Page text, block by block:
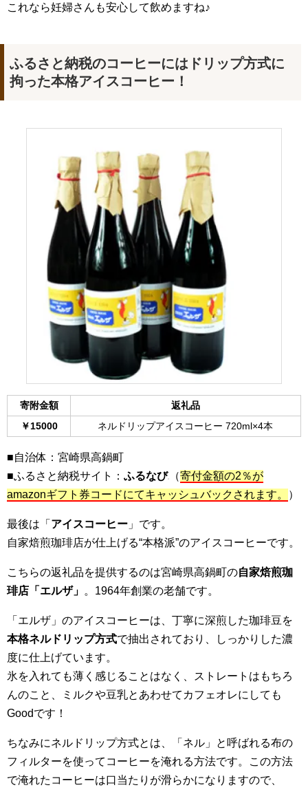
これなら妊婦さんも安心して飲めますね♪
ふるさと納税のコーヒーにはドリップ方式に
拘った本格アイスコーヒー！
寄附金額
返礼品
￥15000
ネルドリップアイスコーヒー 720ml×4本
■自治体：宮崎県高鍋町
■ふるさと納税サイト： ふるなび （寄付金額の2％が
amazonギフト券コードにてキャッシュバックされます。
）
最後は「 アイスコーヒー 」です。
自家焙煎珈琲店が仕上げる“本格派”のアイスコーヒーです。
こちらの返礼品を提供するのは宮崎県高鍋町の自家焙煎珈
琲店「エルザ」 。1964年創業の老舗です。
「エルザ」のアイスコーヒーは、丁寧に深煎した珈琲豆を
本格ネルドリップ方式で抽出されており、しっかりした濃
度に仕上げています。
氷を入れても薄く感じることはなく、ストレートはもちろ
んのこと、ミルクや豆乳とあわせてカフェオレにしても
Goodです！
ちなみにネルドリップ方式とは、「ネル」と呼ばれる布の
フィルターを使ってコーヒーを淹れる方法です。この方法
で淹れたコーヒーは口当たりが滑らかになりますので、